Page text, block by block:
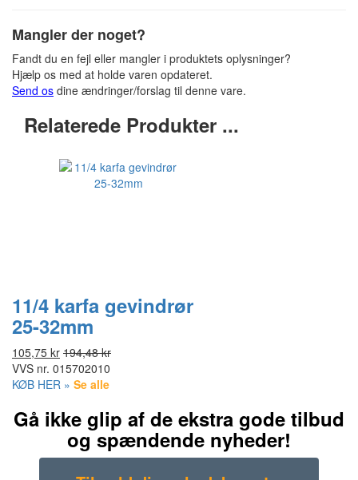
Mangler der noget?
Fandt du en fejl eller mangler i produktets oplysninger?
Hjælp os med at holde varen opdateret.
Send os dine ændringer/forslag til denne vare.
Relaterede Produkter ...
11/4 karfa gevindrør
25-32mm
105,75 kr 194,48 kr
VVS nr. 015702010
KØB HER » Se alle
Gå ikke glip af de ekstra gode tilbud
og spændende nyheder!